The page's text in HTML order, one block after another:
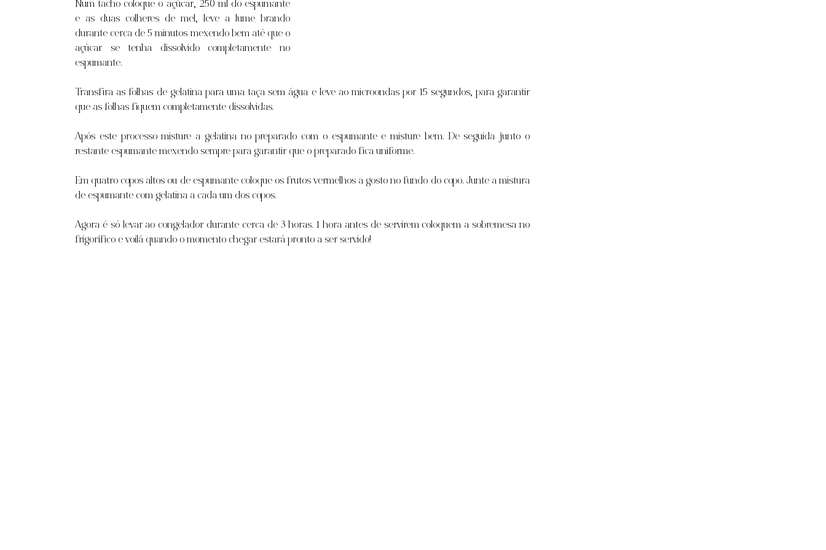
Num tacho coloque o açúcar, 250 ml do espumante
e as duas colheres de mel, leve a lume brando
durante cerca de 5 minutos mexendo bem até que o
açúcar se tenha dissolvido completamente no
espumante.
Transfira as folhas de gelatina para uma taça sem água e leve ao microondas por 15 segundos, para garantir
que as folhas fiquem completamente dissolvidas.
Após este processo misture a gelatina no preparado com o espumante e misture bem. De seguida junto o
restante espumante mexendo sempre para garantir que o preparado fica uniforme.
Em quatro copos altos ou de espumante coloque os frutos vermelhos a gosto no fundo do copo. Junte a mistura
de espumante com gelatina a cada um dos copos.
Agora é só levar ao congelador durante cerca de 3 horas. 1 hora antes de servirem coloquem a sobremesa no
frigorífico e voilá quando o momento chegar estará pronto a ser servido!